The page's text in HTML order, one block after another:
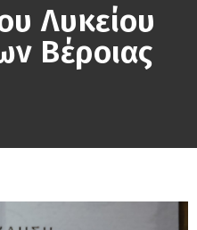
Λυκείου
Βέροιας